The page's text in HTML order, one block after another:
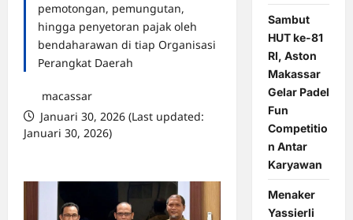
pemotongan, pemungutan,
hingga penyetoran pajak oleh
bendaharawan di tiap Organisasi
Perangkat Daerah
macassar
Januari 30, 2026 (Last updated:
Januari 30, 2026)
Sambut
HUT ke-81
RI, Aston
Makassar
Gelar Padel
Fun
Competitio
n Antar
Karyawan
Menaker
Yassierli